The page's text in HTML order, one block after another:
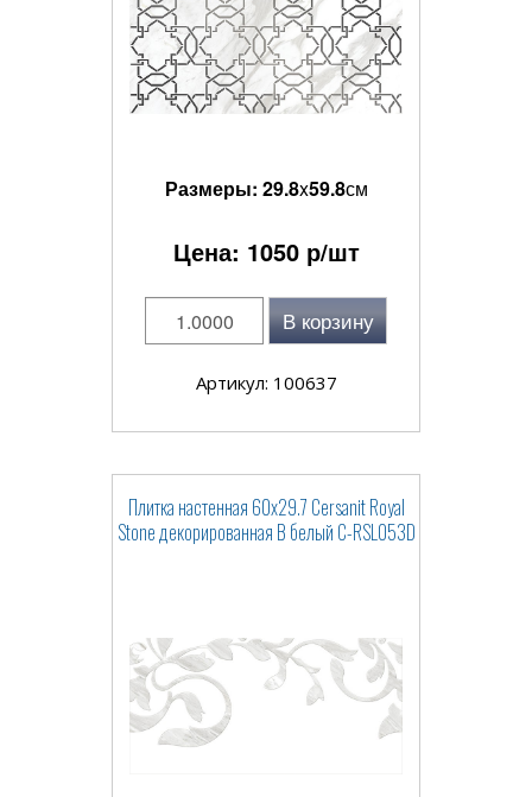
Размеры: 29.8x59.8см
Цена: 1050р/шт
В корзину
Артикул: 100637
Плитка настенная 60x29.7 Cersanit Royal
Stone декорированная B белый C-RSL053D